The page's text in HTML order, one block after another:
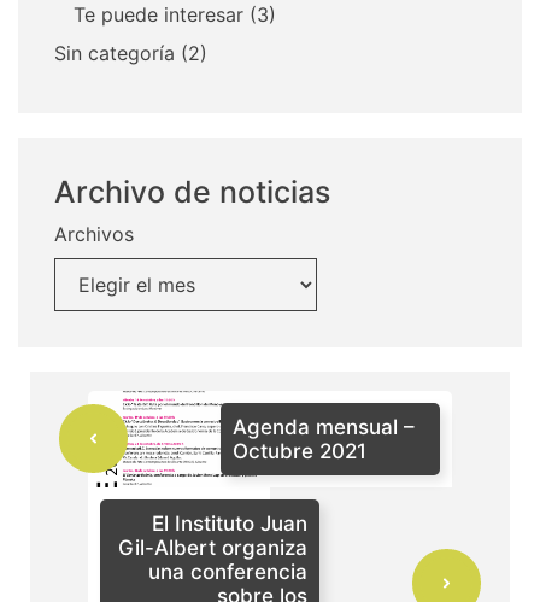
Te puede interesar (3)
Sin categoría (2)
Archivo de noticias
Archivos
Agenda mensual –
Octubre 2021
El Instituto Juan
Gil-Albert organiza
una conferencia
sobre los